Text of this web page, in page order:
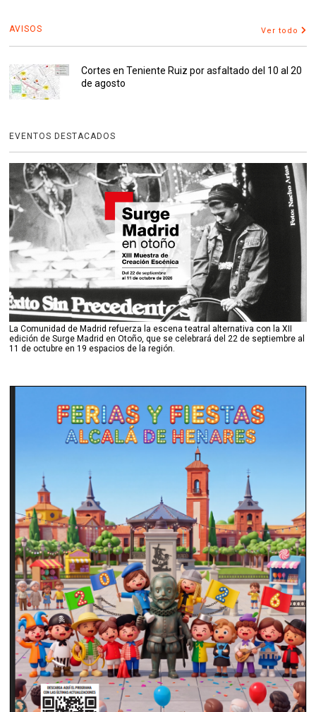
AVISOS Ver todo
Cortes en Teniente Ruiz por asfaltado del 10 al 20
de agosto
EVENTOS DESTACADOS
La Comunidad de Madrid refuerza la escena teatral alternativa con la XII
edición de Surge Madrid en Otoño, que se celebrará del 22 de septiembre al
11 de octubre en 19 espacios de la región.